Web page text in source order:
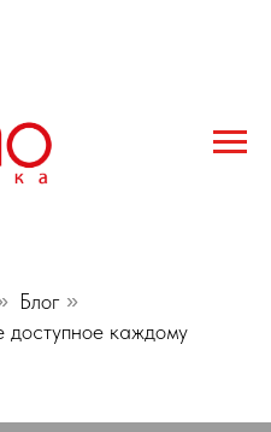
Блог »
каждому